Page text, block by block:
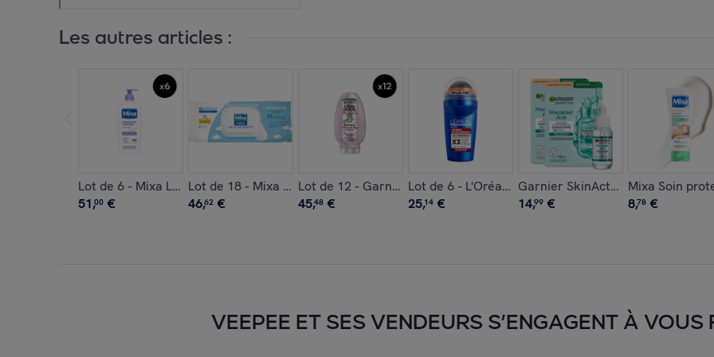
Les autres articles :
Lot de 6 - Mixa Lait Panthénol Confort 400ml
51,00 €
Lot de 18 - Mixa Bébé Lingettes Au Lait De Toilettes Mixa x48
46,62 €
Lot de 12 - Garnier Ultra Doux Après-Shampooing Lissant Infusion
45,48 €
Lot de 6 - L'Oréal Paris Men Expert Hydra
25,14 €
Garnier SkinActive Hyaluronic
14,99 €
Mixa Soin
8,78 €
VEEPEE ET SES VENDEURS S’ENGAGENT À VOUS